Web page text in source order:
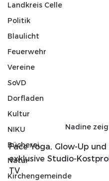
Landkreis Celle
Politik
Blaulicht
Feuerwehr
Vereine
SoVD
Dorfladen
Kultur
NIKU
Bücherei
Natur
Kirchengemeinde
Nadine
Face Yoga, Glow-Up
exklusive Studio-
TV